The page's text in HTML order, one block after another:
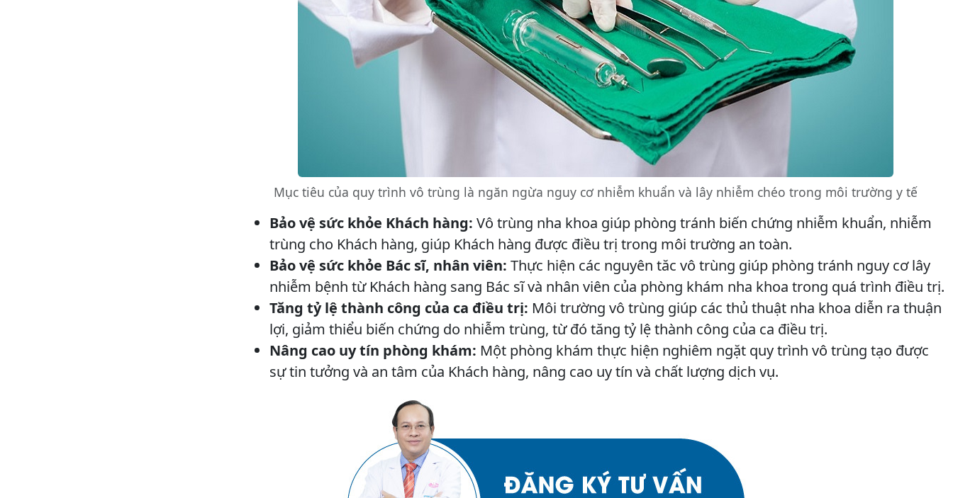
Mục tiêu của quy trình vô trùng là ngăn ngừa nguy cơ nhiễm khuẩn và lây nhiễm chéo trong môi trường y tế
Bảo vệ sức khỏe Khách hàng: Vô trùng nha khoa giúp phòng tránh biến chứng nhiễm khuẩn, nhiễm
trùng cho Khách hàng, giúp Khách hàng được điều trị trong môi trường an toàn.
Bảo vệ sức khỏe Bác sĩ, nhân viên: Thực hiện các nguyên tăc vô trùng giúp phòng tránh nguy cơ lây
nhiễm bệnh từ Khách hàng sang Bác sĩ và nhân viên của phòng khám nha khoa trong quá trình điều trị.
Tăng tỷ lệ thành công của ca điều trị: Môi trường vô trùng giúp các thủ thuật nha khoa diễn ra thuận
lợi, giảm thiểu biến chứng do nhiễm trùng, từ đó tăng tỷ lệ thành công của ca điều trị.
Nâng cao uy tín phòng khám: Một phòng khám thực hiện nghiêm ngặt quy trình vô trùng tạo được
sự tin tưởng và an tâm của Khách hàng, nâng cao uy tín và chất lượng dịch vụ.